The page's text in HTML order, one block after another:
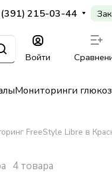
215-03-44
Войти
Мониторинги
FreeStyle Libre в
4 товара